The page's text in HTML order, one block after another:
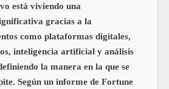
está viviendo una
gracias a la
como plataformas digitales,
inteligencia artificial y análisis
la manera en la que se
Según un informe de Fortune